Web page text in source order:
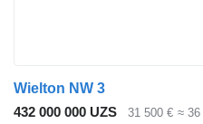
Wielton NW 3
432 000 000 UZS
31 500 € ≈ 36